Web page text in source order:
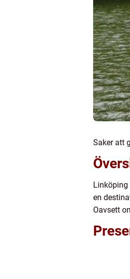
Saker att
Linköping
en
Oavsett